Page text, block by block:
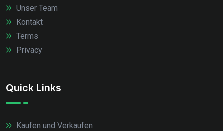
Unser Team
Kontakt
Terms
Privacy
Quick Links
Kaufen und Verkaufen